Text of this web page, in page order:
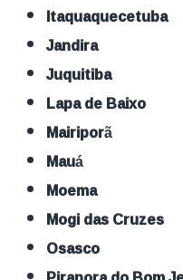
Itaquaquecetuba
Jandira
Juquitiba
Lapa de Baixo
Mairiporã
Mauá
Moema
Mogi das Cruzes
Osasco